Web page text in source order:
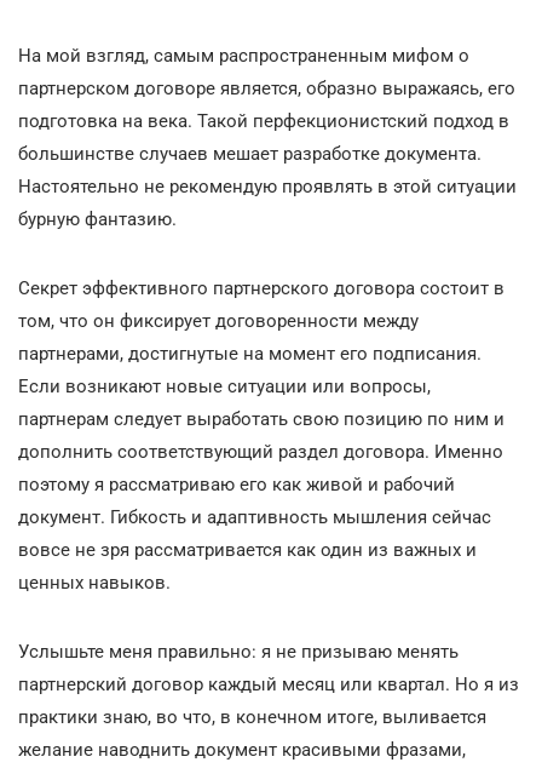
На мой взгляд, самым распространенным мифом о
партнерском договоре является, образно выражаясь, его
подготовка на века. Такой перфекционистский подход в
большинстве случаев мешает разработке документа.
Настоятельно не рекомендую проявлять в этой ситуации
бурную фантазию.
Секрет эффективного партнерского договора состоит в
том, что он фиксирует договоренности между
партнерами, достигнутые на момент его подписания.
Если возникают новые ситуации или вопросы,
партнерам следует выработать свою позицию по ним и
дополнить соответствующий раздел договора. Именно
поэтому я рассматриваю его как живой и рабочий
документ. Гибкость и адаптивность мышления сейчас
вовсе не зря рассматривается как один из важных и
ценных навыков.
Услышьте меня правильно: я не призываю менять
партнерский договор каждый месяц или квартал. Но я из
практики знаю, во что, в конечном итоге, выливается
желание наводнить документ красивыми фразами,